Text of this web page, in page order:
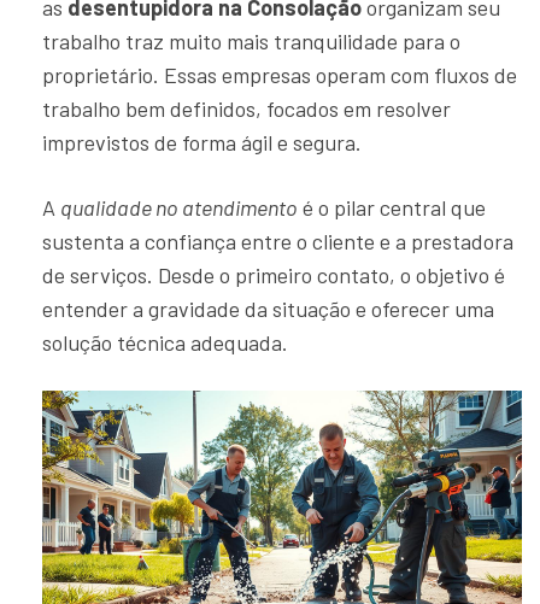
as desentupidora na Consolaçãoorganizam seu
trabalho traz muito mais tranquilidade para o
proprietário. Essas empresas operam com fluxos de
trabalho bem definidos, focados em resolver
imprevistos de forma ágil e segura.
A qualidade no atendimento é o pilar central que
sustenta a confiança entre o cliente e a prestadora
de serviços. Desde o primeiro contato, o objetivo é
entender a gravidade da situação e oferecer uma
solução técnica adequada.